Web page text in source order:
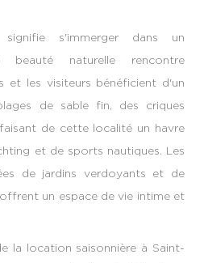
s'immerger dans un
beauté naturelle rencontre
et les visiteurs bénéficient d'un
de sable fin, des criques
de cette localité un havre
et de sports nautiques. Les
de jardins verdoyants et de
un espace de vie intime et
la location saisonnière à Saint-